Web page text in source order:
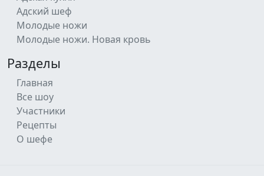
Адский шеф
Молодые ножи
Молодые ножи. Новая кровь
Разделы
Главная
Все шоу
Участники
Рецепты
О шефе